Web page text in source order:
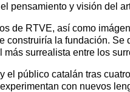
pensamiento y visión del
de RTVE, así como
la fundación.
surrealista entre los
público catalán tras
con nuevos